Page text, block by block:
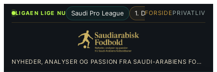
SpringLIGAEN LIGE NU Saudi Pro League 1. Division Al-Hilal•Al-
FORSIDEPRIVATLIV
NYHEDER, ANALYSER OG PASSION FRA SAUDI-ARABIENS FODBOLDBANER